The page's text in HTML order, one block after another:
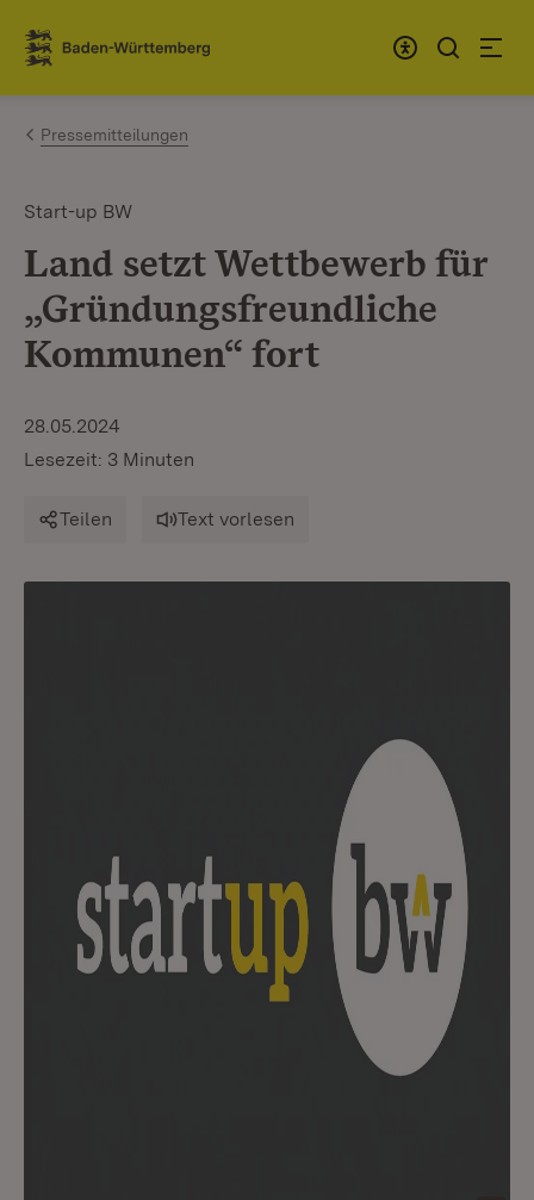
Zum Inhalt springen
Link zur Startseite
Pressemitteilungen
Start-up BW
Land setzt Wettbewerb für
„Gründungsfreundliche
Kommunen“ fort
28.05.2024
Lesezeit: 3 Minuten
Teilen Text vorlesen